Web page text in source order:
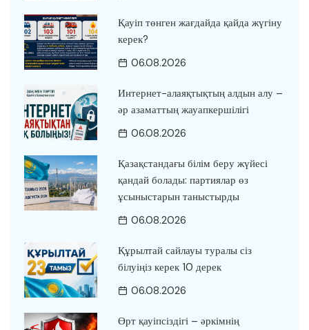
Қауіп төнген жағдайда қайда жүгіну
керек?
06.08.2026
Интернет-алаяқтықтың алдын алу –
әр азаматтың жауапкершілігі
06.08.2026
Қазақстандағы білім беру жүйесі
қандай болады: партиялар өз
ұсыныстарын таныстырды
06.08.2026
Құрылтай сайлауы туралы сіз
білуіңіз керек 10 дерек
06.08.2026
Өрт қауіпсіздігі – әркімнің